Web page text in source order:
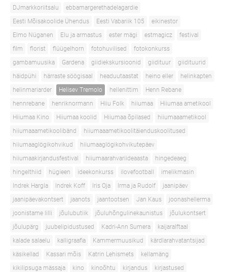
DJmarkkoriitsalu
ebbamargerethadelagardie
Eesti Mõisakoolide Ühendus
Eesti Vabariik 105
eikinestor
Elmo Nüganen
Elu ja armastus ester mägi estmagicz
festival
film
florist flüügelhorn fotohuvilised
fotokonkurss
gambamuusika
Gardena giidiekskursioonid giidituur
giidituurid
häidpühi
härraste söögisaal headuutaastat heino eller
helinkapten
helinmariarder
Helisev Tremolo hellenittim
Henn Rebane
hennrebane
henriknormann Hiiu Folk hiiumaa
Hiiumaa ametikool
Hiiumaa Kino
Hiiumaa koolid Hiiumaa õpilased
hiiumaaametikool
hiiumaaametikoolibänd
hiiumaaametikoolitäienduskoolitused
hiiumaaglögikohvikud
hiiumaaglögikohvikutepäev
hiiumaakirjandusfestival
hiiumaarahvariideaasta
hingedeaeg
hingelthiid
hügieen ideekonkurss ilovefootball
imelikmasin
Indrek Hargla
Indrek Koff Iris Oja Irma ja Rudolf
jaanipäev
jaanipäevakontsert
jaanots jaantootsen Jan Kaus
joonashellerma
joonistame lilli
jõulubutiik jõuluhõngulinekaunistus
jõulukontsert
jõulupärg
juubelipidustused Kadri-Ann Sumera
kaijaralftaal
kalade salaelu
kalligraafia Kammermuusikud
kärdlarahvatantsijad
käsikellad
Kassari mõis Katrin Lehismets
kellamäng
kikilipsuga mässaja
kino kinoõhtu kirjandus
kirjastused